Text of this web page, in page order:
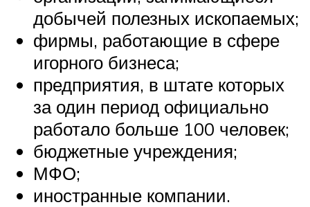
добычей полезных ископаемых;
фирмы, работающие в сфере
игорного бизнеса;
предприятия, в штате которых
за один период официально
работало больше 100 человек;
бюджетные учреждения;
МФО;
иностранные компании.